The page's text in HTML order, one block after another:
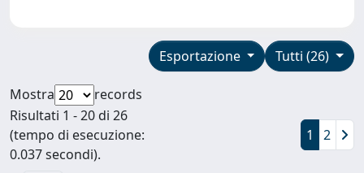
Tutti (26)
Esportazione
Mostra
records
Risultati 1 - 20 di 26
(tempo di esecuzione:
0.037 secondi).
1 2